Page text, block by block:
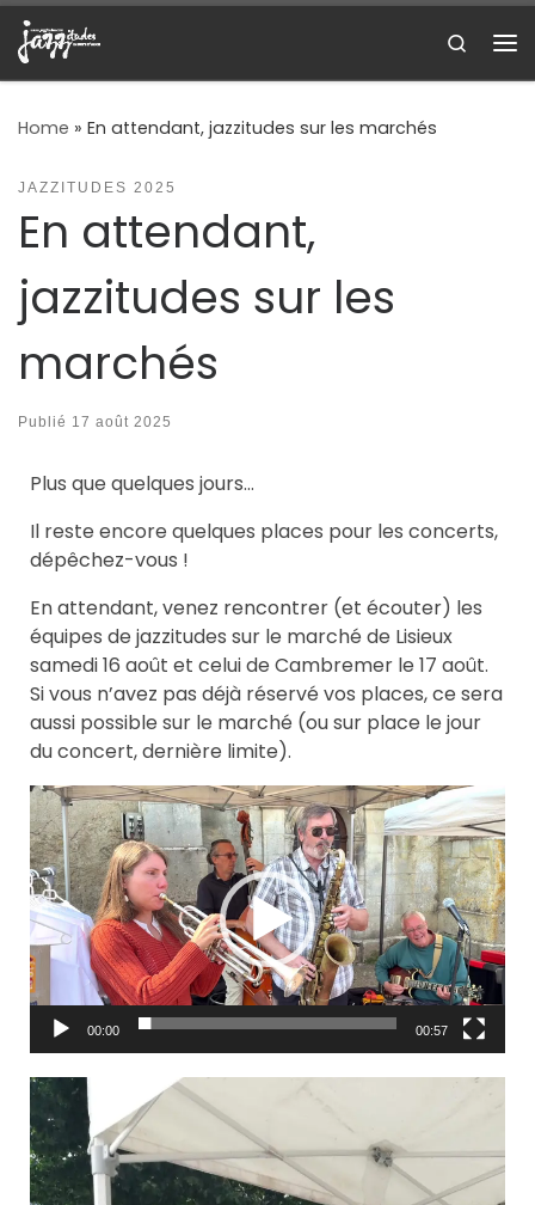
Skip to content
Search
Home » En attendant, jazzitudes sur les marchés
JAZZITUDES 2025
En attendant,
jazzitudes sur les
marchés
Publié 17 août 2025
Plus que quelques jours…
Il reste encore quelques places pour les concerts,
dépêchez-vous !
En attendant, venez rencontrer (et écouter) les
équipes de jazzitudes sur le marché de Lisieux
samedi 16 août et celui de Cambremer le 17 août.
Si vous n’avez pas déjà réservé vos places, ce sera
aussi possible sur le marché (ou sur place le jour
du concert, dernière limite).
Lecteur
vidéo
00:00 00:57